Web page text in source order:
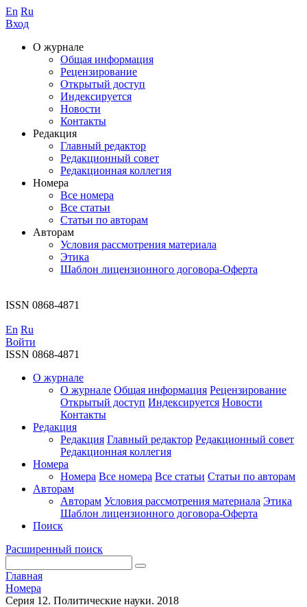
En Ru
Вход
О журнале
Общая информация
Рецензирование
Открытый доступ
Индексируется
Новости
Контакты
Редакция
Главный редактор
Редакционный совет
Редакционная коллегия
Номера
Все номера
Все статьи
Статьи по авторам
Авторам
Условия рассмотрения материала
Этика
Шаблон лицензионного договора-Оферта
ISSN 0868-4871
En Ru
Войти
ISSN 0868-4871
О журнале
О журнале Общая информация Рецензирование
Открытый доступ Индексируется Новости
Контакты
Редакция
Редакция Главный редактор Редакционный совет
Редакционная коллегия
Номера
Номера Все номера Все статьи Статьи по авторам
Авторам
Авторам Условия рассмотрения материала Этика
Шаблон лицензионного договора-Оферта
Поиск
Расширенный поиск
Главная
Номера
Серия 12. Политические науки. 2018